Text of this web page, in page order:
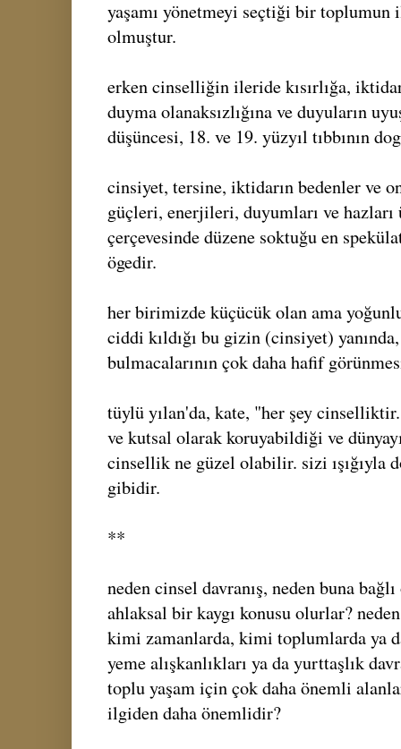
yaşamı yönetmeyi seçtiği bir toplumun
olmuştur.
erken cinselliğin ileride kısırlığa,
duyma olanaksızlığına ve duyuların
düşüncesi, 18. ve 19. yüzyıl tıbbının
cinsiyet, tersine, iktidarın bedenler ve
güçleri, enerjileri, duyumları ve
çerçevesinde düzene soktuğu en
ögedir.
her birimizde küçücük olan ama
ciddi kıldığı bu gizin (cinsiyet)
bulmacalarının çok daha hafif
tüylü yılan'da, kate, "her şey
ve kutsal olarak koruyabildiği ve
cinsellik ne güzel olabilir. sizi ışığıyla
gibidir.
**
neden cinsel davranış, neden buna
ahlaksal bir kaygı konusu olurlar?
kimi zamanlarda, kimi toplumlarda ya
yeme alışkanlıkları ya da yurttaşlık
toplu yaşam için çok daha önemli
ilgiden daha önemlidir?